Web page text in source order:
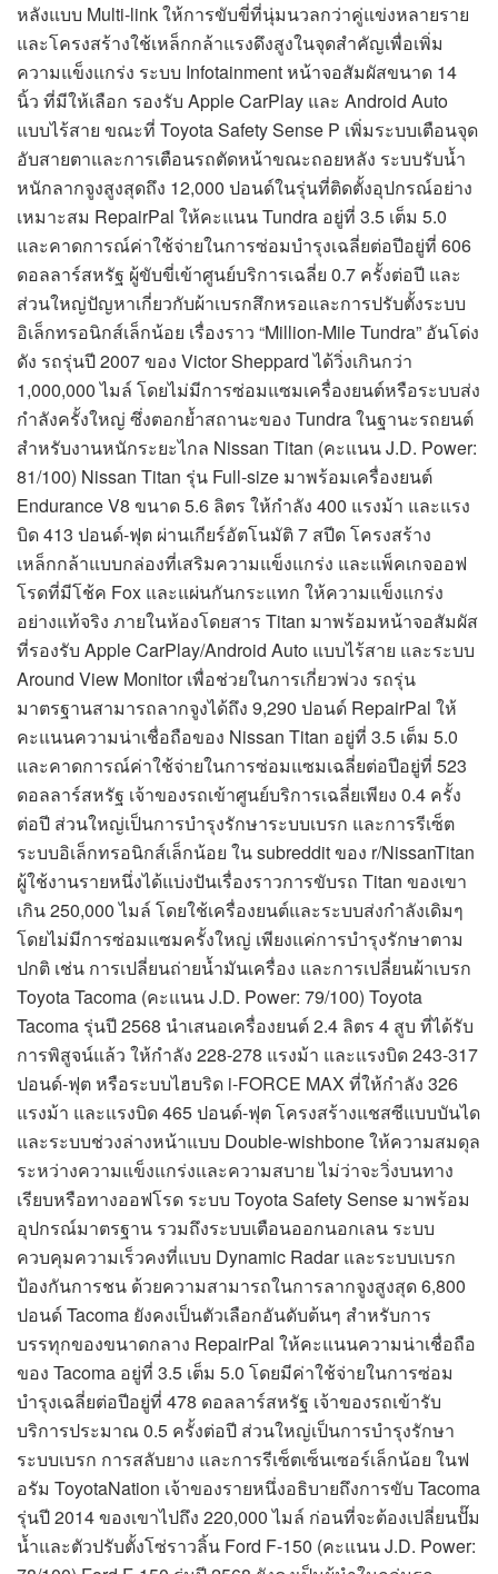
หลังแบบ Multi-link ให้การขับขี่ที่นุ่มนวลกว่าคู่แข่งหลายราย
และโครงสร้างใช้เหล็กกล้าแรงดึงสูงในจุดสำคัญเพื่อเพิ่ม
ความแข็งแกร่ง ระบบ Infotainment หน้าจอสัมผัสขนาด 14
นิ้ว ที่มีให้เลือก รองรับ Apple CarPlay และ Android Auto
แบบไร้สาย ขณะที่ Toyota Safety Sense P เพิ่มระบบเตือนจุด
อับสายตาและการเตือนรถตัดหน้าขณะถอยหลัง ระบบรับน้ำ
หนักลากจูงสูงสุดถึง 12,000 ปอนด์ในรุ่นที่ติดตั้งอุปกรณ์อย่าง
เหมาะสม RepairPal ให้คะแนน Tundra อยู่ที่ 3.5 เต็ม 5.0
และคาดการณ์ค่าใช้จ่ายในการซ่อมบำรุงเฉลี่ยต่อปีอยู่ที่ 606
ดอลลาร์สหรัฐ ผู้ขับขี่เข้าศูนย์บริการเฉลี่ย 0.7 ครั้งต่อปี และ
ส่วนใหญ่ปัญหาเกี่ยวกับผ้าเบรกสึกหรอและการปรับตั้งระบบ
อิเล็กทรอนิกส์เล็กน้อย เรื่องราว “Million-Mile Tundra” อันโด่ง
ดัง รถรุ่นปี 2007 ของ Victor Sheppard ได้วิ่งเกินกว่า
1,000,000 ไมล์ โดยไม่มีการซ่อมแซมเครื่องยนต์หรือระบบส่ง
กำลังครั้งใหญ่ ซึ่งตอกย้ำสถานะของ Tundra ในฐานะรถยนต์
สำหรับงานหนักระยะไกล Nissan Titan (คะแนน J.D. Power:
81/100) Nissan Titan รุ่น Full-size มาพร้อมเครื่องยนต์
Endurance V8 ขนาด 5.6 ลิตร ให้กำลัง 400 แรงม้า และแรง
บิด 413 ปอนด์-ฟุต ผ่านเกียร์อัตโนมัติ 7 สปีด โครงสร้าง
เหล็กกล้าแบบกล่องที่เสริมความแข็งแกร่ง และแพ็คเกจออฟ
โรดที่มีโช้ค Fox และแผ่นกันกระแทก ให้ความแข็งแกร่ง
อย่างแท้จริง ภายในห้องโดยสาร Titan มาพร้อมหน้าจอสัมผัส
ที่รองรับ Apple CarPlay/Android Auto แบบไร้สาย และระบบ
Around View Monitor เพื่อช่วยในการเกี่ยวพ่วง รถรุ่น
มาตรฐานสามารถลากจูงได้ถึง 9,290 ปอนด์ RepairPal ให้
คะแนนความน่าเชื่อถือของ Nissan Titan อยู่ที่ 3.5 เต็ม 5.0
และคาดการณ์ค่าใช้จ่ายในการซ่อมแซมเฉลี่ยต่อปีอยู่ที่ 523
ดอลลาร์สหรัฐ เจ้าของรถเข้าศูนย์บริการเฉลี่ยเพียง 0.4 ครั้ง
ต่อปี ส่วนใหญ่เป็นการบำรุงรักษาระบบเบรก และการรีเซ็ต
ระบบอิเล็กทรอนิกส์เล็กน้อย ใน subreddit ของ r/NissanTitan
ผู้ใช้งานรายหนึ่งได้แบ่งปันเรื่องราวการขับรถ Titan ของเขา
เกิน 250,000 ไมล์ โดยใช้เครื่องยนต์และระบบส่งกำลังเดิมๆ
โดยไม่มีการซ่อมแซมครั้งใหญ่ เพียงแค่การบำรุงรักษาตาม
ปกติ เช่น การเปลี่ยนถ่ายน้ำมันเครื่อง และการเปลี่ยนผ้าเบรก
Toyota Tacoma (คะแนน J.D. Power: 79/100) Toyota
Tacoma รุ่นปี 2568 นำเสนอเครื่องยนต์ 2.4 ลิตร 4 สูบ ที่ได้รับ
การพิสูจน์แล้ว ให้กำลัง 228-278 แรงม้า และแรงบิด 243-317
ปอนด์-ฟุต หรือระบบไฮบริด i-FORCE MAX ที่ให้กำลัง 326
แรงม้า และแรงบิด 465 ปอนด์-ฟุต โครงสร้างแชสซีแบบบันได
และระบบช่วงล่างหน้าแบบ Double-wishbone ให้ความสมดุล
ระหว่างความแข็งแกร่งและความสบาย ไม่ว่าจะวิ่งบนทาง
เรียบหรือทางออฟโรด ระบบ Toyota Safety Sense มาพร้อม
อุปกรณ์มาตรฐาน รวมถึงระบบเตือนออกนอกเลน ระบบ
ควบคุมความเร็วคงที่แบบ Dynamic Radar และระบบเบรก
ป้องกันการชน ด้วยความสามารถในการลากจูงสูงสุด 6,800
ปอนด์ Tacoma ยังคงเป็นตัวเลือกอันดับต้นๆ สำหรับการ
บรรทุกของขนาดกลาง RepairPal ให้คะแนนความน่าเชื่อถือ
ของ Tacoma อยู่ที่ 3.5 เต็ม 5.0 โดยมีค่าใช้จ่ายในการซ่อม
บำรุงเฉลี่ยต่อปีอยู่ที่ 478 ดอลลาร์สหรัฐ เจ้าของรถเข้ารับ
บริการประมาณ 0.5 ครั้งต่อปี ส่วนใหญ่เป็นการบำรุงรักษา
ระบบเบรก การสลับยาง และการรีเซ็ตเซ็นเซอร์เล็กน้อย ในฟ
อรัม ToyotaNation เจ้าของรายหนึ่งอธิบายถึงการขับ Tacoma
รุ่นปี 2014 ของเขาไปถึง 220,000 ไมล์ ก่อนที่จะต้องเปลี่ยนปั๊ม
น้ำและตัวปรับตั้งโซ่ราวลิ้น Ford F-150 (คะแนน J.D. Power: